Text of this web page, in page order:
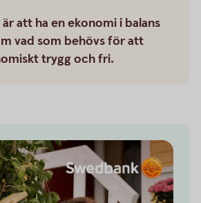
är att ha en ekonomi i balans
vad som behövs för att
trygg och fri.